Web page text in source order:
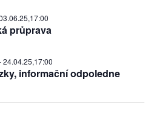
průprava
informační odpoledne
24.04.25,17:00